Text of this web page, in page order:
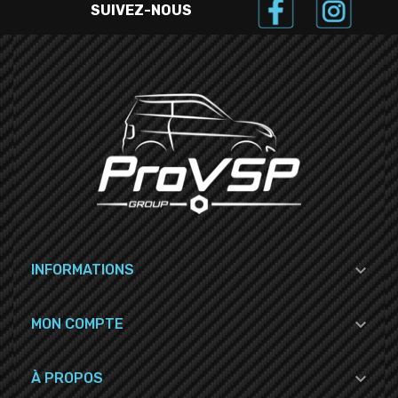
SUIVEZ-NOUS
INFORMATIONS 
MON COMPTE 
À PROPOS 